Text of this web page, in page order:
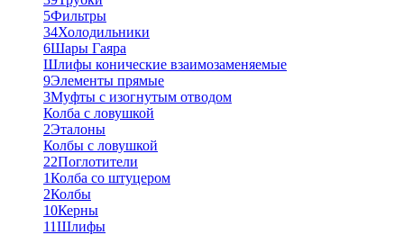
5Фильтры
34Холодильники
6Шары Гаяра
Шлифы конические взаимозаменяемые
9Элементы прямые
3Муфты с изогнутым отводом
Колба с ловушкой
2Эталоны
Колбы с ловушкой
22Поглотители
1Колба со штуцером
2Колбы
10Керны
11Шлифы